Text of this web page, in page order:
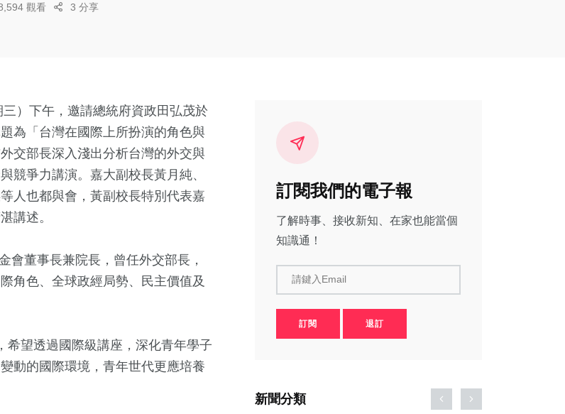
觀看 3 分享
）下午，邀請總統府資政田弘茂於
為「台灣在國際上所扮演的角色與
交部長深入淺出分析台灣的外交與
競爭力講演。嘉大副校長黃月純、
人也都與會，黃副校長特別代表嘉
講述。
董事長兼院長，曾任外交部長，
角色、全球政經局勢、民主價值及
希望透過國際級講座，深化青年學子
動的國際環境，青年世代更應培養
訂閱我們的電子報
了解時事、接收新知、在家也能當個
知識通！
請鍵入Email
訂閱 退訂
新聞分類